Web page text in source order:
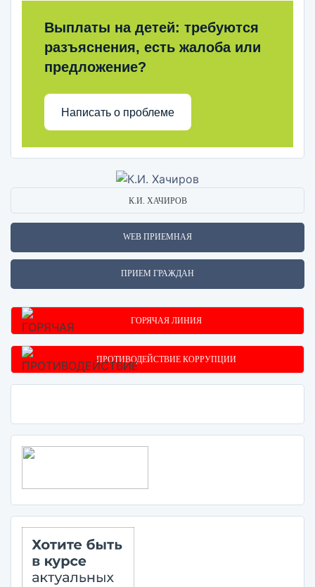
Выплаты на детей: требуются
разъяснения, есть жалоба или
предложение?
Написать о проблеме
К.И. ХАЧИРОВ
WEB ПРИЕМНАЯ
ПРИЕМ ГРАЖДАН
ГОРЯЧАЯ ЛИНИЯ
ПРОТИВОДЕЙСТВИЕ КОРРУПЦИИ